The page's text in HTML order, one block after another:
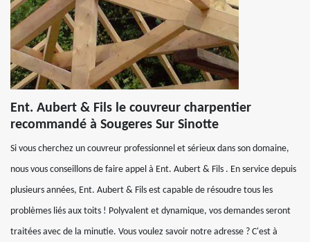
Ent. Aubert & Fils le couvreur charpentier
recommandé à Sougeres Sur Sinotte
Si vous cherchez un couvreur professionnel et sérieux dans son domaine,
nous vous conseillons de faire appel à Ent. Aubert & Fils . En service depuis
plusieurs années, Ent. Aubert & Fils est capable de résoudre tous les
problèmes liés aux toits ! Polyvalent et dynamique, vos demandes seront
traitées avec de la minutie. Vous voulez savoir notre adresse ? C'est à